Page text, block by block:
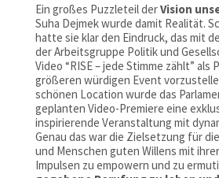
Ein großes Puzzleteil derVision
Suha Dejmek wurde damit Realität.
hatte sie klar den Eindruck, das mit
der Arbeitsgruppe Politik und
Video “RISE – jede Stimme zählt” als
größeren würdigen Event
schönen Location wurde das
geplanten Video-Premiere eine
inspirierende Veranstaltung mit
Genau das war die Zielsetzung für
und Menschen guten Willens mit
Impulsen zu empowern und zu